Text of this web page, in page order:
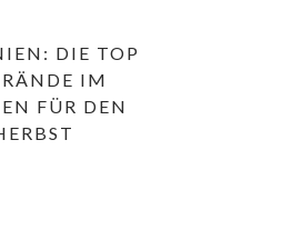
DIE TOP
IM
FÜR DEN